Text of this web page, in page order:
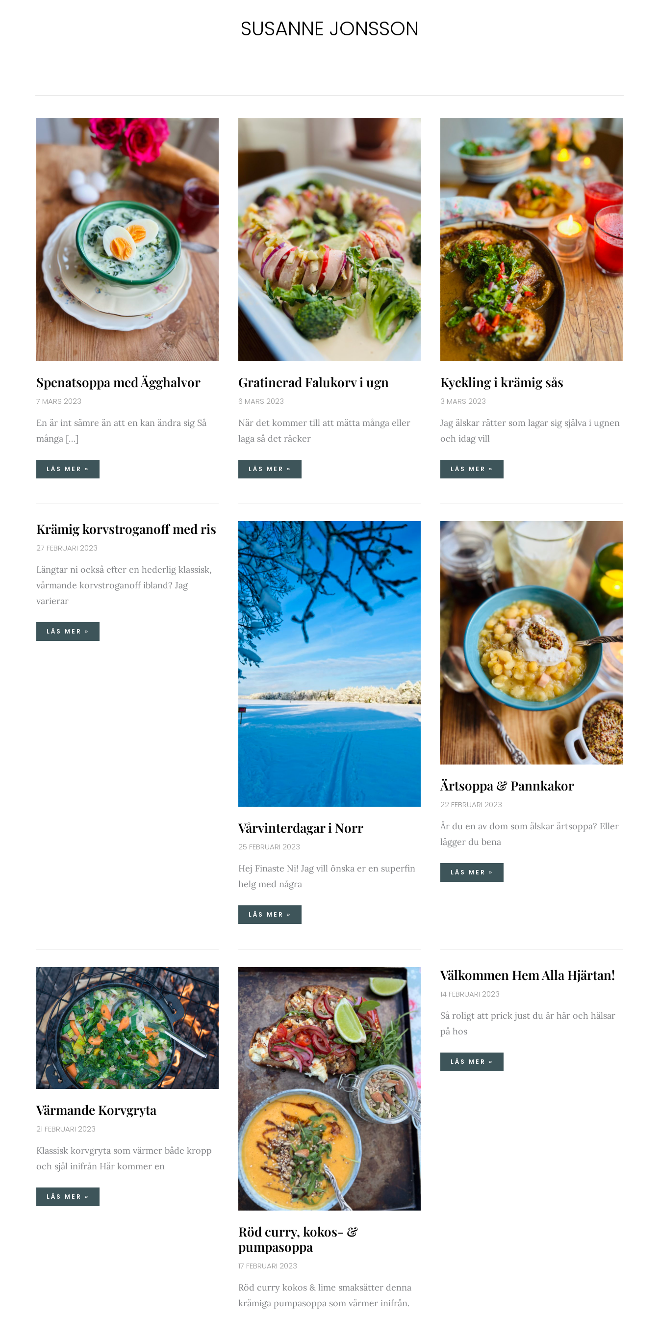
SUSANNE JONSSON
Spenatsoppa med Ägghalvor
7 MARS 2023
En är int sämre än att en kan ändra sig Så
många […]
SPENATSOPPA
ÄGGHALVOR
LÄS MER »
Gratinerad Falukorv i ugn
6 MARS 2023
När det kommer till att mätta många eller
laga så det räcker
GRATINERAD
LÄS MER »
Kyckling i krämig sås
3 MARS 2023
Jag älskar rätter som lagar sig själva i ugnen
och idag vill
KYCKLING
SÅS
LÄS MER »
Krämig korvstroganoff med ris
27 FEBRUARI 2023
Längtar ni också efter en hederlig klassisk,
värmande korvstroganoff ibland? Jag
varierar
KRÄMIG
KORVSTROGANOFF
MED
LÄS MER »
Vårvinterdagar i Norr
25 FEBRUARI 2023
Hej Finaste Ni! Jag vill önska er en superfin
helg med några
VÅRVINTERDAGAR
I
NORR
LÄS MER »
Ärtsoppa & Pannkakor
22 FEBRUARI 2023
Är du en av dom som älskar ärtsoppa? Eller
lägger du bena
ÄRTSOPPA
&
PANNKAKOR
LÄS MER »
Värmande Korvgryta
21 FEBRUARI 2023
Klassisk korvgryta som värmer både kropp
och själ inifrån Här kommer en
VÄRMANDE
KORVGRYTA
LÄS MER »
Röd curry, kokos- &
pumpasoppa
17 FEBRUARI 2023
Röd curry kokos & lime smaksätter denna
krämiga pumpasoppa som värmer inifrån.
RÖD
CURRY,
KOKOS-
&
PUMPASOPPA
Välkommen Hem Alla Hjärtan!
14 FEBRUARI 2023
Så roligt att prick just du är här och hälsar
på hos
VÄLKOMMEN
HEM
ALLA
LÄS MER »